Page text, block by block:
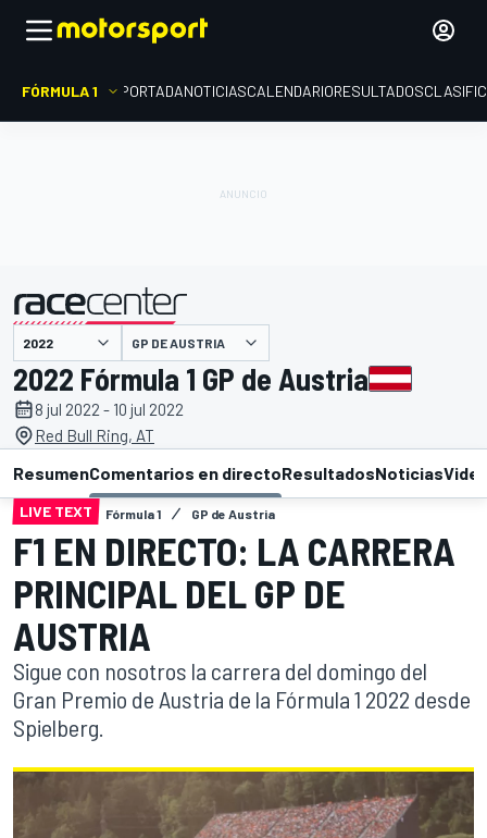
FÓRMULA 1 PORTADANOTICIASCALENDARIORESULTADOS
GP DE AUSTRIA
2022 Fórmula 1 GP de Austria
8 jul 2022 - 10 jul 2022
Red Bull Ring, AT
ResumenComentarios en directoResultadosNoticias
LIVE TEXT Fórmula 1 GP de Austria
F1 EN DIRECTO: LA CARRERA
PRINCIPAL DEL GP DE
AUSTRIA
Sigue con nosotros la carrera del domingo del
Gran Premio de Austria de la Fórmula 1 2022 desde
Spielberg.